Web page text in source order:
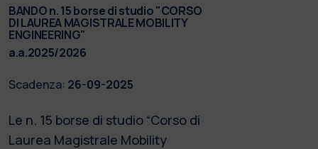
BANDO n. 15 borse di studio "CORSO
DI LAUREA MAGISTRALE MOBILITY
ENGINEERING"
a.a.2025/2026
Scadenza: 26-09-2025
Le n. 15 borse di studio “Corso di
Laurea Magistrale Mobility